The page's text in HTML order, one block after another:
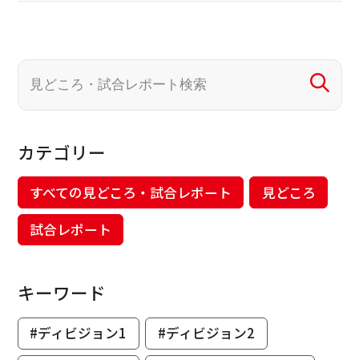
カテゴリー
すべての見どころ・試合レポート
見どころ
試合レポート
キーワード
#ディビジョン1
#ディビジョン2